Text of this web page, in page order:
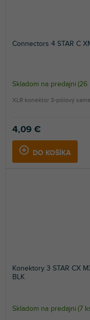
Connectors 4 STAR C
Skladom na predajni (26
4,09 €
DO KOŠÍKA
XLR konektor 3-pólový
Konektory 3 STAR CX
BLK
Skladom na predajni (7